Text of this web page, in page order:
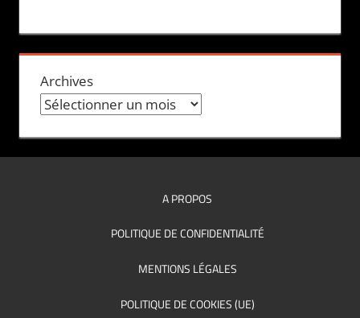
Archives
A PROPOS
POLITIQUE DE CONFIDENTIALITÉ
MENTIONS LÉGALES
POLITIQUE DE COOKIES (UE)